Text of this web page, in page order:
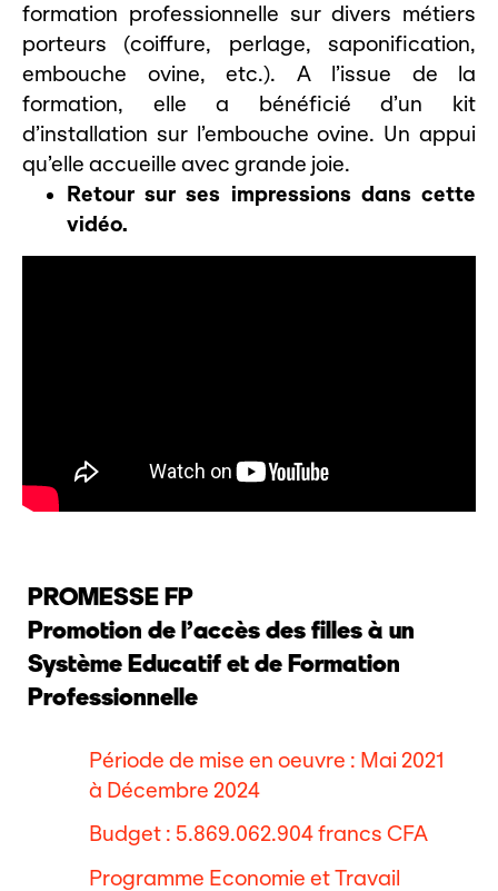
formation professionnelle sur divers métiers
porteurs (coiffure, perlage, saponification,
embouche ovine, etc.). A l’issue de la
formation, elle a bénéficié d’un kit
d’installation sur l’embouche ovine. Un appui
qu’elle accueille avec grande joie.
Retour sur ses impressions dans cette
vidéo.
PROMESSE FP
Promotion de l’accès des filles à un
Système Educatif et de Formation
Professionnelle
Période de mise en oeuvre : Mai 2021
à Décembre 2024
Budget : 5.869.062.904 francs CFA
Programme Economie et Travail